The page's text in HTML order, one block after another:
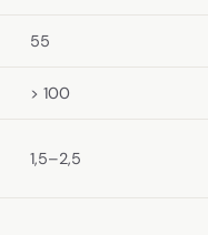
55
> 100
1,5–2,5